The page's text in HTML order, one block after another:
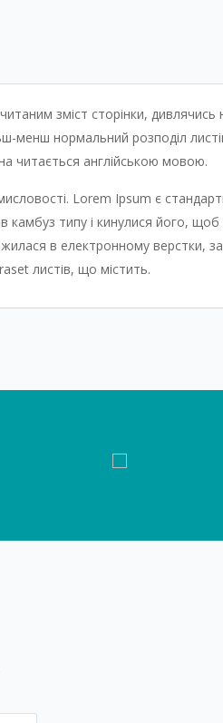
зміст сторінки, дивлячись
нормальний розподіл
читається англійською мовою.
Lorem Ipsum є
камбуз типу і кинулися його,
в електронному верстки,
листів, що містить.